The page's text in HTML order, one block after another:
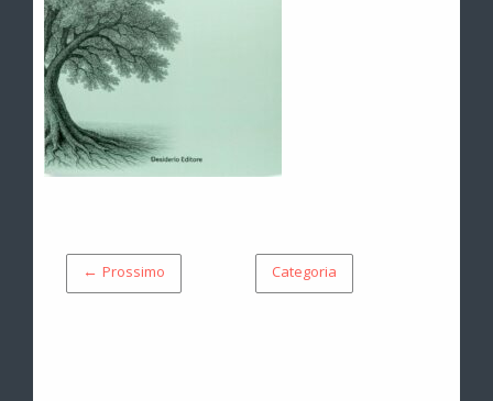
← Prossimo Categoria